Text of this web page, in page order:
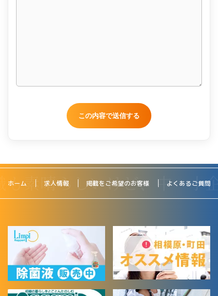
ホーム 求人情報 掲載をご希望のお客様 よくあるご質問